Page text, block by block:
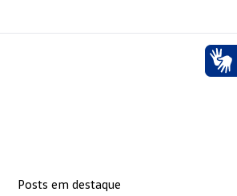
Posts em destaque